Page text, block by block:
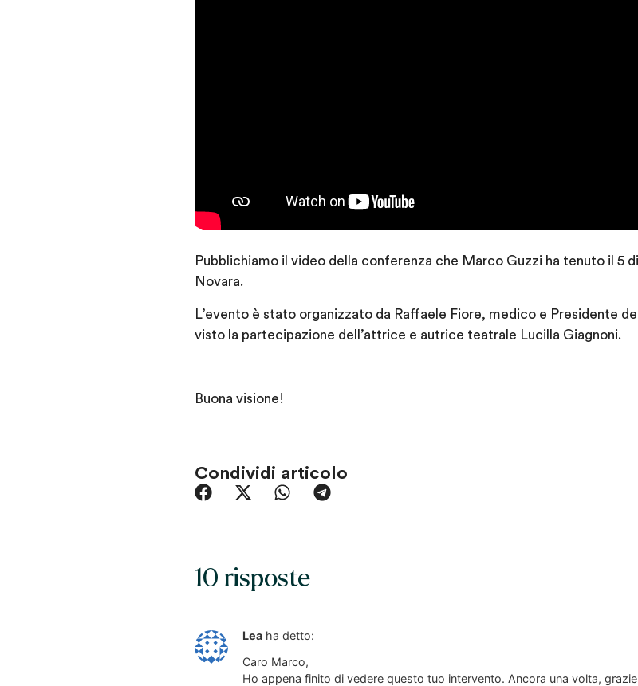
Pubblichiamo il video della conferenza che Marco Guzzi ha tenuto il 5
Novara.
L’evento è stato organizzato da Raffaele Fiore, medico e Presidente
visto la partecipazione dell’attrice e autrice teatrale Lucilla Giagnoni.
Buona visione!
Condividi articolo
10 risposte
Lea ha detto:
Caro Marco,
Ho appena finito di vedere questo tuo intervento. Ancora una volta,